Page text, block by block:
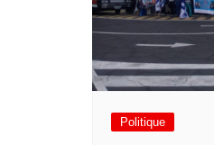
Politique